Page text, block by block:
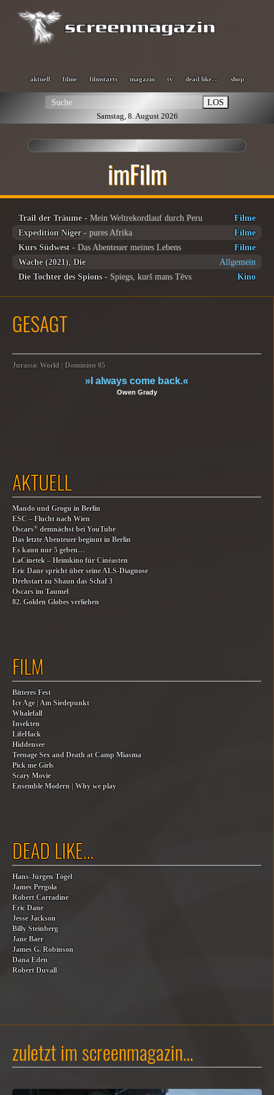
aktuell filme filmstarts magazin tv dead like… shop
LOS
Samstag, 8. August 2026
imFilm
Trail der Träume- Mein Weltrekordlauf durch Peru
Filme
Expedition Niger- pures Afrika
Filme
Kurs Südwest - Das Abenteuer meines Lebens
Filme
Wache (2021), Die
Allgemein
Die Tochter des Spions- Spiegs, kurš mans Tēvs Kino
GESAGT
Jurassic World | Dominion 05
»I always come back.«
Owen Grady
AKTUELL
Mando und Grogu in Berlin
ESC – Flucht nach Wien
Oscars® demnächst bei YouTube
Das letzte Abenteuer beginnt in Berlin
Es kann nur 5 geben…
LaCinetek – Heimkino für Cinéasten
Eric Dane spricht über seine ALS-Diagnose
Drehstart zu Shaun das Schaf 3
Oscars im Taumel
82. Golden Globes verliehen
FILM
Bitteres Fest
Ice Age | Am Siedepunkt
Whalefall
Insekten
LifeHack
Hiddensee
Teenage Sex and Death at Camp Miasma
Pick me Girls
Scary Movie
Ensemble Modern | Why we play
DEAD LIKE…
Hans-Jürgen Tögel
James Pergola
Robert Carradine
Eric Dane
Jesse Jackson
Billy Steinberg
Jane Baer
James G. Robinson
Dana Eden
Robert Duvall
zuletzt im screenmagazin…